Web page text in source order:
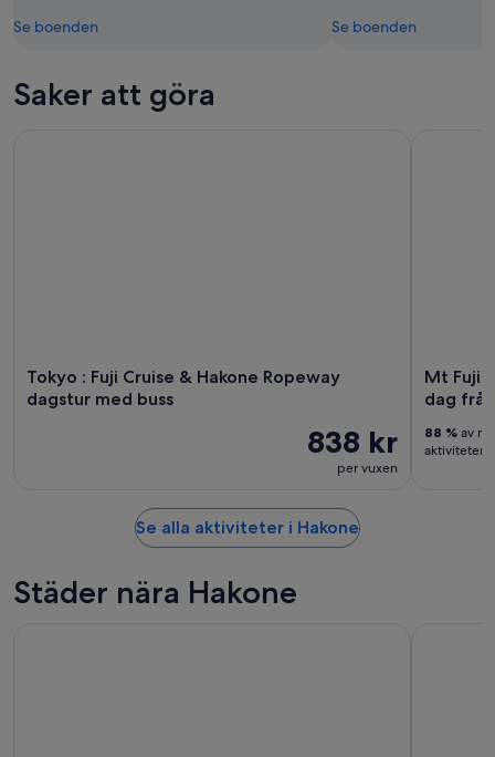
Se boenden Se boenden
Saker att göra
Tokyo : Fuji Cruise & Hakone Ropeway
dagstur med buss
838 kr
per vuxen
Mt Fuji
dag
88 % av
aktiviteten
Se alla aktiviteter i Hakone
Städer nära Hakone